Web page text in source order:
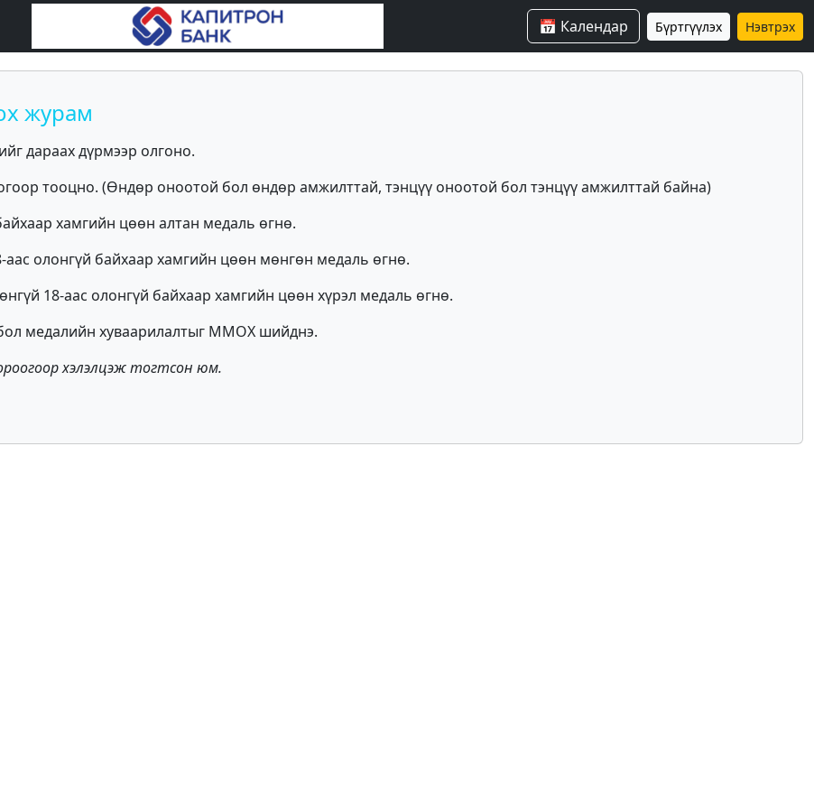
📅 Календар Бүртгүүлэх Нэвтрэх
журам
дараах дүрмээр олгоно.
тооцно. (Өндөр оноотой бол өндөр амжилттай, тэнцүү оноотой бол тэнцүү амжилттай байна)
хамгийн цөөн алтан медаль өгнө.
олонгүй байхаар хамгийн цөөн мөнгөн медаль өгнө.
18-аас олонгүй байхаар хамгийн цөөн хүрэл медаль өгнө.
медалийн хуваарилалтыг ММОХ шийднэ.
хэлэлцэж тогтсон юм.